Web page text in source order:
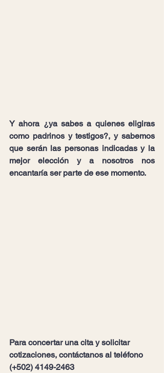
Y ahora ¿ya sabes a quienes eligiras
como padrinos y testigos?, y sabemos
que serán las personas indicadas y la
mejor elección y a nosotros nos
encantaría ser parte de ese momento.
Para concertar una cita y solicitar
cotizaciones, contáctanos al teléfono
(+502) 4149-2463